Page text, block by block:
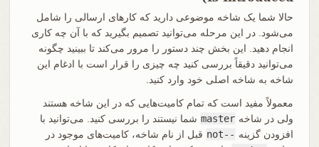
حالا شما یک شاخه موضوعی دارید که کارهای ارسالی را شامل
می‌شود. در این مرحله می‌توانید تصمیم بگیرید که با آن چه کاری
انجام دهید. این بخش چند دستور را مرور می‌کند تا ببینید چگونه
می‌توانید دقیقاً بررسی کنید چه چیزی را قرار است با ادغام این
شاخه به شاخه اصلی خود وارد کنید.
معمولاً مفید است که تمام کامیت‌هایی که در این شاخه هستند
ولی در شاخه master شما نیستند را بررسی کنید. می‌توانید با
افزودن گزینه --not
قبل از نام شاخه، کامیت‌های موجود در